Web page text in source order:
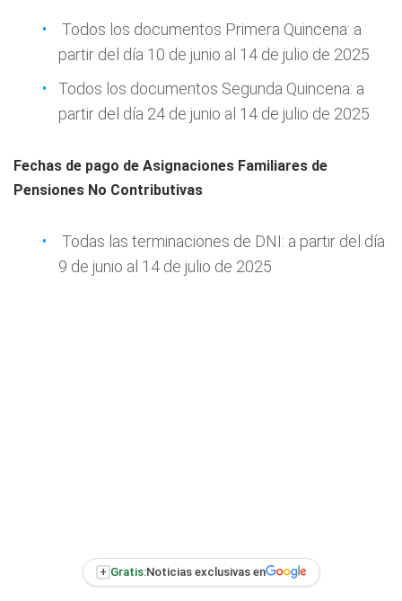
Todos los documentos Primera Quincena: a
partir del día 10 de junio al 14 de julio de 2025
Todos los documentos Segunda Quincena: a
partir del día 24 de junio al 14 de julio de 2025
Fechas de pago de Asignaciones Familiares de
Pensiones No Contributivas
Todas las terminaciones de DNI: a partir del día
9 de junio al 14 de julio de 2025
+ Gratis:Noticias exclusivas en